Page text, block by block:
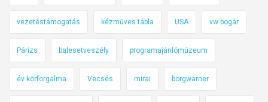
vezetéstámogatás kézműves tábla USA vw bogár
Párizs balesetveszély programajánlómúzeum
év körforgalma Vecsés mirai borgwarner